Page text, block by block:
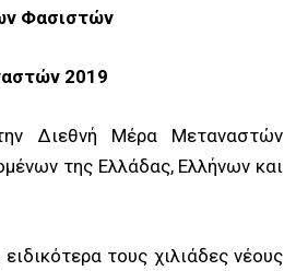
Φασιστών
2019
Διεθνή Μέρα Μεταναστών
της Ελλάδας, Ελλήνων και
τους χιλιάδες νέους